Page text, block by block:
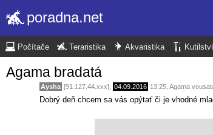
poradna.net
Počítače Teraristika Akvaristika Kutilství
Agama bradatá
Aysha [91.127.44.xxx], 04.09.2016 13:25 Agama
Dobrý deň chcem sa vás opýtať či je vhodné